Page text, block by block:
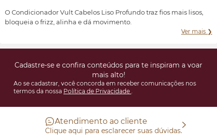
O Condicionador Vult Cabelos Liso Profundo traz fios mais lisos,
bloqueia o frizz, alinha e dá movimento.
Ver mais ❯
Cadastre-se e confira conteúdos para te inspiram a voar
mais alto!
Ao se cadastrar, você concorda em receber comunicações nos
termos da nossa Política de Privacidade .
Atendimento ao cliente
Clique aqui para esclarecer suas dúvidas.